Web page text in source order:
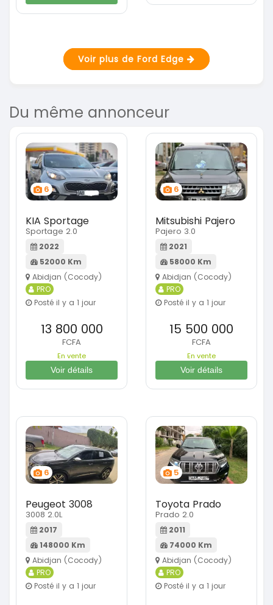
Voir plus de Ford Edge
Du même annonceur
6
KIA Sportage
Sportage 2.0
2022
52000 Km
Abidjan (Cocody)
PRO
Posté il y a 1 jour
13 800 000
FCFA
En vente
Voir détails
6
Mitsubishi Pajero
Pajero 3.0
2021
58000 Km
Abidjan (Cocody)
PRO
Posté il y a 1 jour
15 500 000
FCFA
En vente
Voir détails
6
Peugeot 3008
3008 2.0L
2017
148000 Km
Abidjan (Cocody)
PRO
Posté il y a 1 jour
5
Toyota Prado
Prado 2.0
2011
74000 Km
Abidjan (Cocody)
PRO
Posté il y a 1 jour